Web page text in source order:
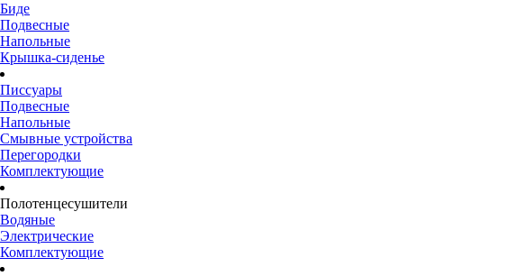
Биде
Подвесные
Напольные
Крышка-сиденье
Писсуары
Подвесные
Напольные
Смывные устройства
Перегородки
Комплектующие
Полотенцесушители
Водяные
Электрические
Комплектующие